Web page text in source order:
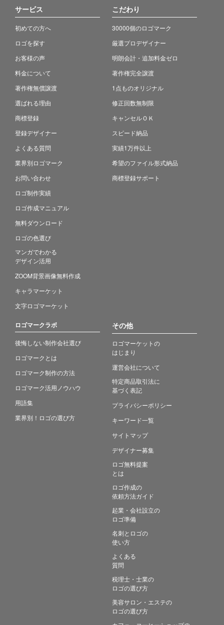
サービス
初めての方へ
ロゴを探す
お客様の声
料金について
著作権無償譲渡
選ばれる理由
商標登録
登録デザイナー
よくある質問
業界別ロゴマーク
お問い合わせ
ロゴ制作実績
ロゴ作成マニュアル
無料ダウンロード
ロゴの色選び
マンガでわかる
デザイン活用
ZOOM背景画像無料作成
キャラマーケット
文字ロゴマーケット
こだわり
30000個のロゴマーク
厳選プロデザイナー
明朗会計・追加料金ゼロ
著作権完全譲渡
1点ものオリジナル
修正回数無制限
キャンセルＯＫ
スピード納品
実績1万件以上
希望のファイル形式納品
商標登録サポート
ロゴマークラボ
後悔しない制作会社選び
ロゴマークとは
ロゴマーク制作の方法
ロゴマーク活用ノウハウ
用語集
業界別！ロゴの選び方
その他
ロゴマーケットの
はじまり
運営会社について
特定商品取引法に
基づく表記
プライバシーポリシー
キーワード一覧
サイトマップ
デザイナー募集
ロゴ無料提案
とは
ロゴ作成の
依頼方法ガイド
起業・会社設立の
ロゴ準備
名刺とロゴの
使い方
よくある
質問
税理士・士業の
ロゴの選び方
美容サロン・エステの
ロゴの選び方